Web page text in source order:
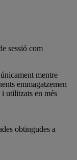
sessió com
mentre
emmagatzemen
utilitzats en més
obtingudes a